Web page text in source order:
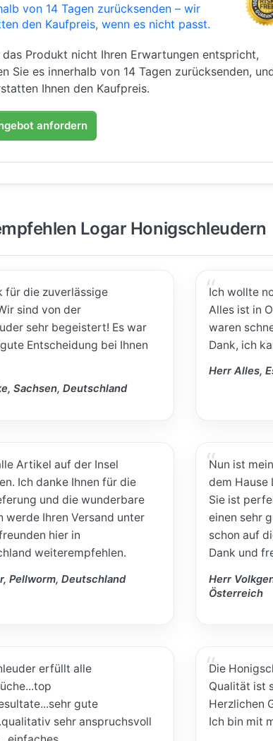
von 14 Tagen zurücksenden – wir
den Kaufpreis, wenn es nicht passt.
das Produkt nicht Ihren Erwartungen entspricht,
Sie es innerhalb von 14 Tagen zurücksenden,
Ihnen den Kaufpreis.
anfordern
Logar Honigschleudern
für die zuverlässige
sind von der
sehr begeistert! Es war
Entscheidung bei Ihnen
Sachsen, Deutschland
Ich wollte
Alles ist in
waren
Dank, ich
Herr Alles,
Artikel auf der Insel
Ich danke Ihnen für die
und die wunderbare
werde Ihren Versand unter
hier in
weiterempfehlen.
Pellworm, Deutschland
Nun ist
dem Hause
Sie ist
einen sehr
schon auf
Dank und
Herr
Österreich
erfüllt alle
gute
sehr anspruchsvoll
Die
Qualität ist
Herzlichen
Ich bin mit